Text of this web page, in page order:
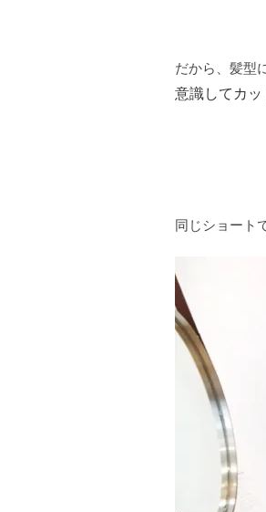
だから、髪型
意識してカッ
同じショート